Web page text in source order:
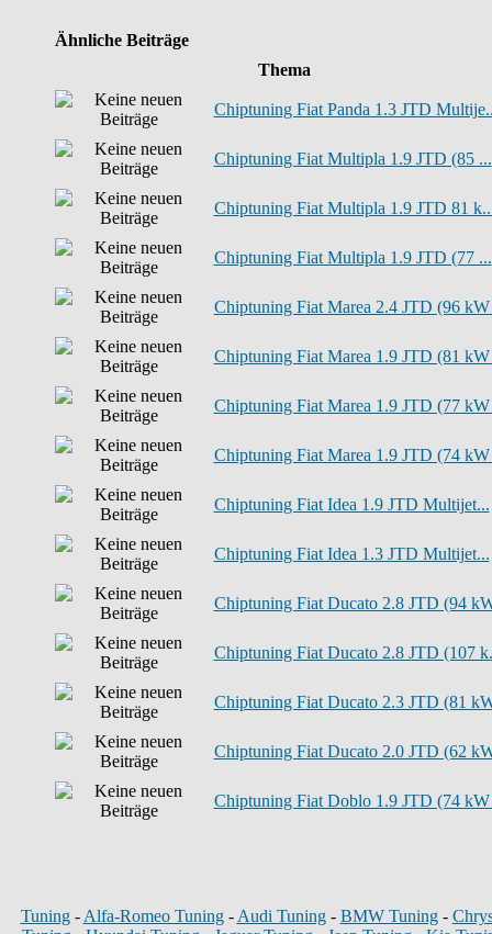
Ähnliche Beiträge
Thema
Chiptuning Fiat Panda 1.3 JTD
Chiptuning Fiat Multipla 1.9 JTD (85 ...
Chiptuning Fiat Multipla 1.9 JTD 81
Chiptuning Fiat Multipla 1.9 JTD (77 ...
Chiptuning Fiat Marea 2.4 JTD (96
Chiptuning Fiat Marea 1.9 JTD (81
Chiptuning Fiat Marea 1.9 JTD (77
Chiptuning Fiat Marea 1.9 JTD (74
Chiptuning Fiat Idea 1.9 JTD Multijet...
Chiptuning Fiat Idea 1.3 JTD Multijet...
Chiptuning Fiat Ducato 2.8 JTD (94
Chiptuning Fiat Ducato 2.8 JTD (107
Chiptuning Fiat Ducato 2.3 JTD (81
Chiptuning Fiat Ducato 2.0 JTD (62
Chiptuning Fiat Doblo 1.9 JTD (74 kW
Tuning- Alfa-Romeo Tuning- Audi Tuning- BMW Tuning-